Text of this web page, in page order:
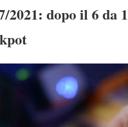
2021: dopo il 6 da